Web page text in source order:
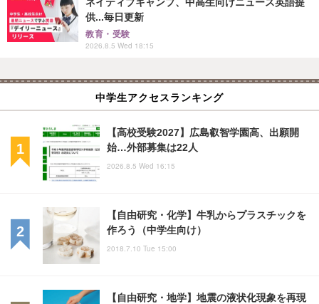
供...毎日更新
教育・受験
2026.8.5 Wed 18:15
中学生アクセスランキング
【高校受験2027】広島叡智学園高、出願開
始…外部募集は22人
2026.8.5 Wed 16:15
【自由研究・化学】牛乳からプラスチックを
作ろう（中学生向け）
2018.7.10 Tue 15:00
【自由研究・地学】地震の液状化現象を再現